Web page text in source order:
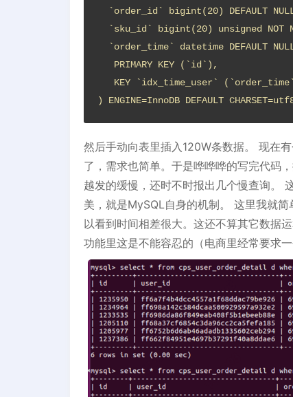
) ENGINE=InnoDB DEFAULT
然后手动向表里插入120W条数据。 现在
了，需求也简单。于是哗哗哗的写完代码
越发的缓慢，还时不时报出几个慢查询。
美，就是MySQL自身的机制。 这里我就
以看到时间相差很大。这还不算其它数据
功能里这是不能容忍的（电商里经常要求